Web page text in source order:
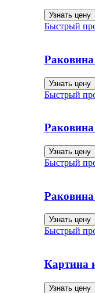
Узнать цену
Быстрый
Узнать цену
Быстрый
Узнать цену
Быстрый
Узнать цену
Быстрый
Картина
Узнать цену